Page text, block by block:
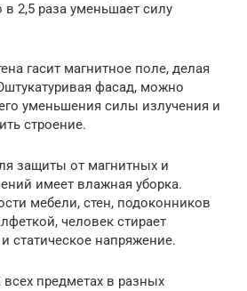
в 2,5 раза уменьшает силу
гасит магнитное поле, делая
фасад, можно
уменьшения силы излучения и
строение.
защиты от магнитных и
имеет влажная уборка.
мебели, стен, подоконников
человек стирает
статическое напряжение.
предметах в разных